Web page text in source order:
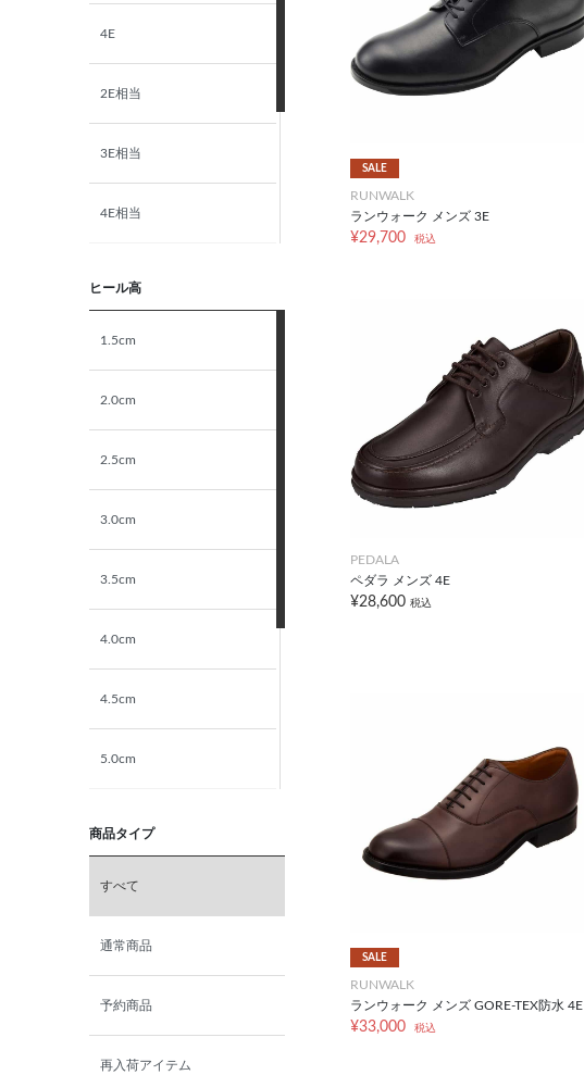
4E
2E相当
3E相当
4E相当
ヒール高
1.5cm
2.0cm
2.5cm
3.0cm
3.5cm
4.0cm
4.5cm
5.0cm
6.0cm
6.5cm
7.0cm
商品タイプ
すべて
通常商品
予約商品
再入荷アイテム
SALE
RUNWALK
ランウォーク メンズ 3E
¥29,700 税込
PEDALA
ペダラ メンズ 4E
¥28,600 税込
SALE
RUNWALK
ランウォーク メンズ GORE-TEX防水 4E
¥33,000 税込